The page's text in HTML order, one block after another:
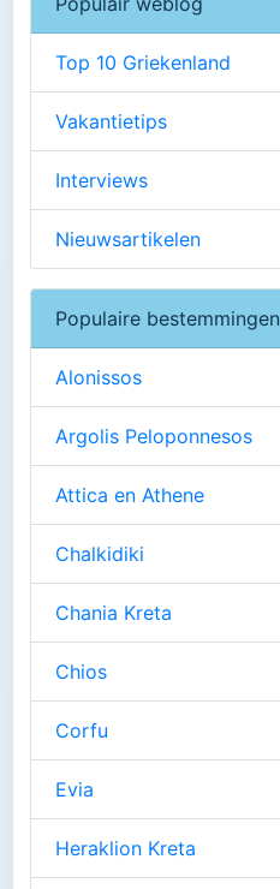
Top 10 Griekenland
Vakantietips
Interviews
Nieuwsartikelen
Populaire bestemmingen
Alonissos
Argolis Peloponnesos
Attica en Athene
Chalkidiki
Chania Kreta
Chios
Corfu
Evia
Heraklion Kreta